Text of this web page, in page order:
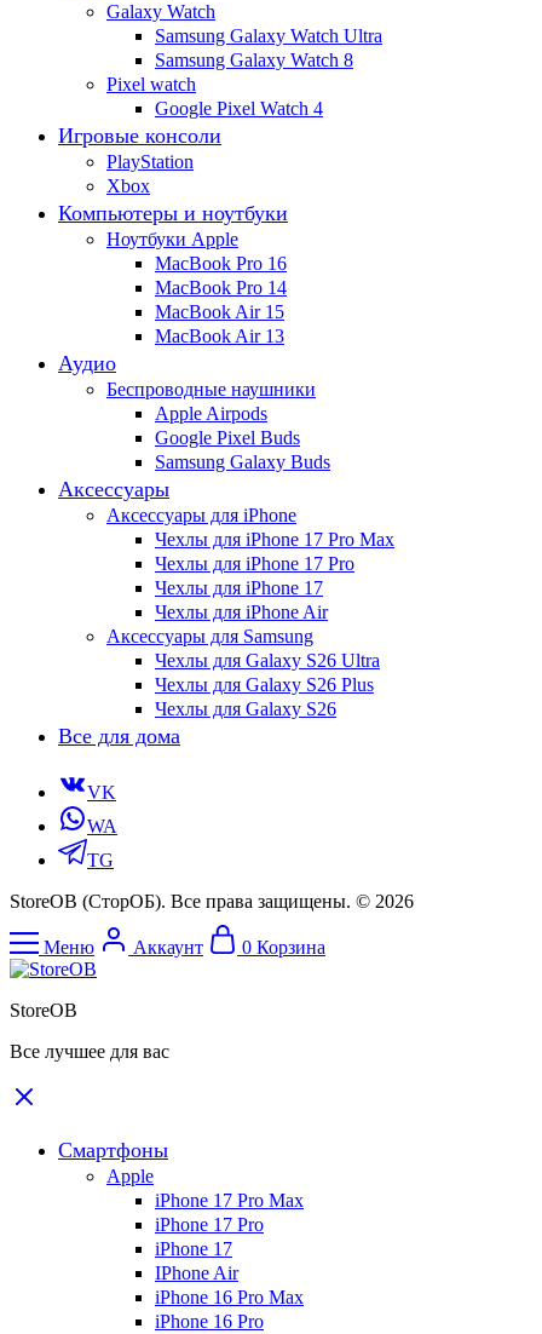
Galaxy Watch
Samsung Galaxy Watch Ultra
Samsung Galaxy Watch 8
Pixel watch
Google Pixel Watch 4
Игровые консоли
PlayStation
Xbox
Компьютеры и ноутбуки
Ноутбуки Apple
MacBook Pro 16
MacBook Pro 14
MacBook Air 15
MacBook Air 13
Аудио
Беспроводные наушники
Apple Airpods
Google Pixel Buds
Samsung Galaxy Buds
Аксессуары
Аксессуары для iPhone
Чехлы для iPhone 17 Pro Max
Чехлы для iPhone 17 Pro
Чехлы для iPhone 17
Чехлы для iPhone Air
Аксессуары для Samsung
Чехлы для Galaxy S26 Ultra
Чехлы для Galaxy S26 Plus
Чехлы для Galaxy S26
Все для дома
VK
WA
TG
StoreOB (CторОБ). Все права защищены. © 2026
Меню Аккаунт 0 Корзина
StoreOB
Все лучшее для вас
Смартфоны
Apple
iPhone 17 Pro Max
iPhone 17 Pro
iPhone 17
IPhone Air
iPhone 16 Pro Max
iPhone 16 Pro